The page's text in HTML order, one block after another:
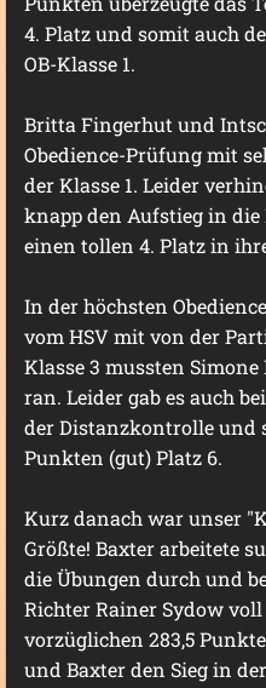
4. Platz und somit auch
OB-Klasse 1.
Britta Fingerhut und
Obedience-Prüfung mit
der Klasse 1. Leider
knapp den Aufstieg in die
einen tollen 4. Platz in
In der höchsten
vom HSV mit von der
Klasse 3 mussten
ran. Leider gab es auch
der Distanzkontrolle und
Punkten (gut) Platz 6.
Kurz danach war unser
Größte! Baxter arbeitete
die Übungen durch und
Richter Rainer Sydow
vorzüglichen 283,5
und Baxter den Sieg in